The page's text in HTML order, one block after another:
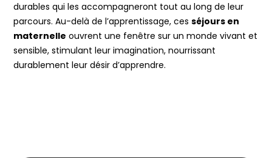
durables qui les accompagneront tout au long de leur
parcours. Au-delà de l’apprentissage, cesséjours en
maternelle ouvrent une fenêtre sur un monde vivant et
sensible, stimulant leur imagination, nourrissant
durablement leur désir d’apprendre.